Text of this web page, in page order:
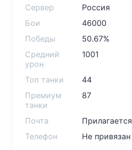
Сервер
Россия
Бои
46000
Победы
50.67%
Средний
урон
1001
Топ танки
44
Премиум
танки
87
Почта
Прилагается
Телефон
Не привязан